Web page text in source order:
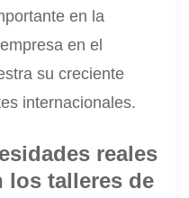
en la
en el
su creciente
internacionales.
reales
los talleres de